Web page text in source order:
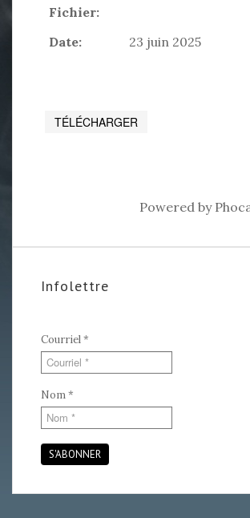
Fichier:
Date: 23 juin 2025
Powered by
Infolettre
Courriel*
Nom*
S'ABONNER